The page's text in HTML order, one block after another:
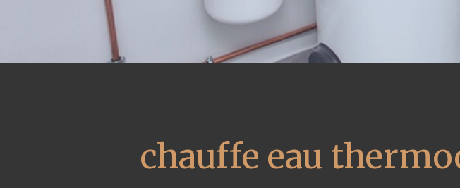
chauffe eau